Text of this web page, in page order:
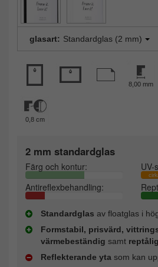
glasart: Standardglas (2 mm)
8,00 mm
0,8 cm
2 mm standardglas
Färg och kontur: UV-
Antireflexbehandling:
Standardglas av floatglas i
Formstabil, prisvärd,
värmebeständig samt
Reflekterande yta som kan